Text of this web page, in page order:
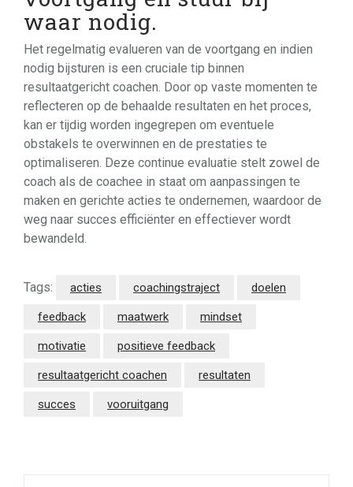
waar nodig.
Het regelmatig evalueren van de voortgang en indien
nodig bijsturen is een cruciale tip binnen
resultaatgericht coachen. Door op vaste momenten te
reflecteren op de behaalde resultaten en het proces,
kan er tijdig worden ingegrepen om eventuele
obstakels te overwinnen en de prestaties te
optimaliseren. Deze continue evaluatie stelt zowel de
coach als de coachee in staat om aanpassingen te
maken en gerichte acties te ondernemen, waardoor de
weg naar succes efficiënter en effectiever wordt
bewandeld.
Tags: acties coachingstraject doelen
feedback maatwerk mindset
motivatie positieve feedback
resultaatgericht coachen resultaten
succes vooruitgang